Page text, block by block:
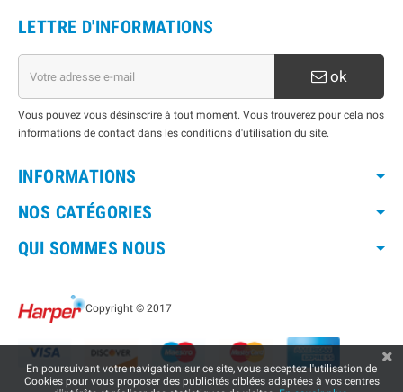
LETTRE D'INFORMATIONS
ok
Vous pouvez vous désinscrire à tout moment. Vous trouverez pour cela nos
informations de contact dans les conditions d'utilisation du site.
INFORMATIONS
NOS CATÉGORIES
QUI SOMMES NOUS
Copyright © 2017
En poursuivant votre navigation sur ce site, vous acceptez l'utilisation de
Cookies pour vous proposer des publicités ciblées adaptées à vos centres